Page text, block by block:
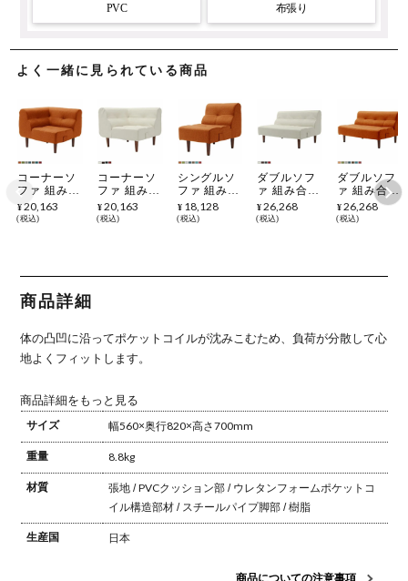
よく一緒に見られている商品
コーナーソ
ファ 組み合
わせソファ
タスク 1人
¥ 20,163
税込
コーナーソ
ファ 組み合
わせソファ
PVC 1人掛
¥20,163
税込
シングルソ
ファ 組み合
わせソファ
タスク 1人
¥ 18,128
税込
ダブルソフ
ァ 組み合わ
せソファ
PVC 2人掛
¥ 26,268
税込
ダブルソフ
ァ 組み合わ
せソファ タ
スク 2人掛
¥26,268
税込
商品詳細
体の凸凹に沿ってポケットコイルが沈みこむため、負荷が分散して心
地よくフィットします。
商品詳細をもっと見る
サイズ
幅560×奥行820×高さ700mm
重量 8.8kg
材質 張地 / PVCクッション部 / ウレタンフォームポケットコ
イル構造部材 / スチールパイプ脚部 / 樹脂
生産国 日本
商品についての注意事項
PVC 布張り